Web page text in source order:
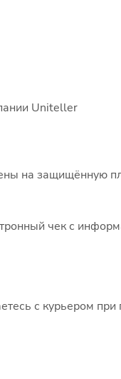
Uniteller
на защищённую
чек с
с курьером при